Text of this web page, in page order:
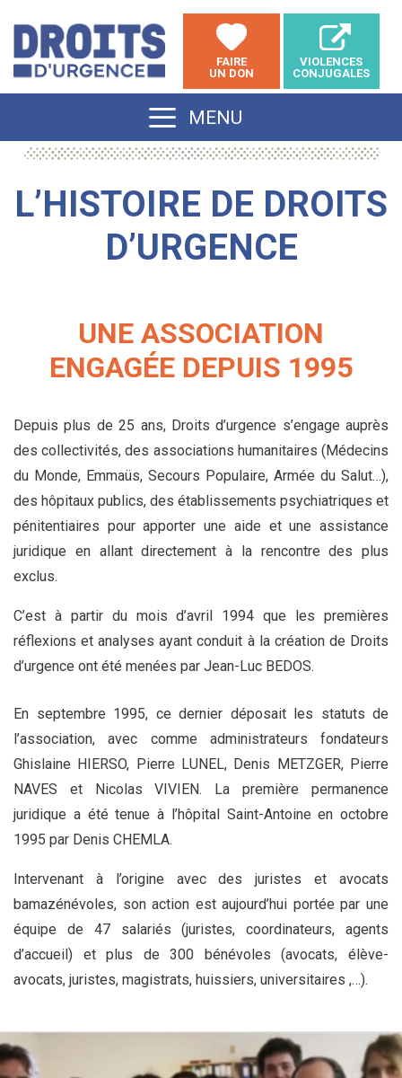
contenu
FAIRE
UN DON
VIOLENCES
CONJUGALES
MENU
L’HISTOIRE DE DROITS
D’URGENCE
UNE ASSOCIATION
ENGAGÉE DEPUIS 1995
Depuis plus de 25 ans, Droits d’urgence s’engage auprès
des collectivités, des associations humanitaires (Médecins
du Monde, Emmaüs, Secours Populaire, Armée du Salut…),
des hôpitaux publics, des établissements psychiatriques et
pénitentiaires pour apporter une aide et une assistance
juridique en allant directement à la rencontre des plus
exclus.
C’est à partir du mois d’avril 1994 que les premières
réflexions et analyses ayant conduit à la création de Droits
d’urgence ont été menées par Jean-Luc BEDOS.
En septembre 1995, ce dernier déposait les statuts de
l’association, avec comme administrateurs fondateurs
Ghislaine HIERSO, Pierre LUNEL, Denis METZGER, Pierre
NAVES et Nicolas VIVIEN. La première permanence
juridique a été tenue à l’hôpital Saint-Antoine en octobre
1995 par Denis CHEMLA.
Intervenant à l’origine avec des juristes et avocats
bamazénévoles, son action est aujourd’hui portée par une
équipe de 47 salariés (juristes, coordinateurs, agents
d’accueil) et plus de 300 bénévoles (avocats, élève-
avocats, juristes, magistrats, huissiers, universitaires ,…).